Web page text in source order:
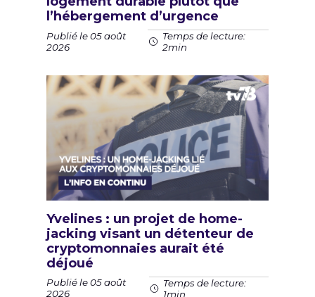
l’hébergement d’urgence
Publié le 05 août
2026
Temps de lecture:
2min
Yvelines : un projet de home-
jacking visant un détenteur de
cryptomonnaies aurait été
déjoué
Publié le 05 août
2026
Temps de lecture:
1min